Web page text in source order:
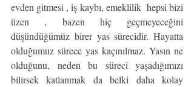
evden gitmesi , iş kaybı, emeklilik  hepsi bizi
üzen , bazen hiç geçmeyeceğini
düşündüğümüz birer yas sürecidir. Hayatta
olduğumuz sürece yas kaçınılmaz. Yasın ne
olduğunu, neden bu süreci yaşadığımızı
bilirsek katlanmak da belki daha kolay